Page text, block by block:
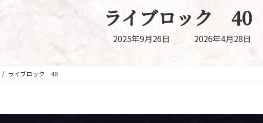
ライブロック 40
2025年9月26日 最
2026年4月28日
ライブロック 40